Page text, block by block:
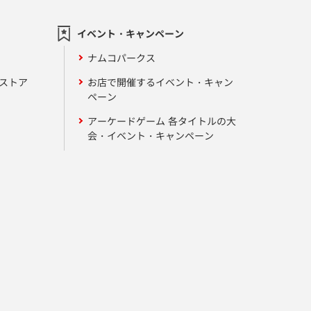
トア
イベント・キャンペーン
ナムコパークス
お店で開催するイベント・キャン
ペーン
アーケードゲーム 各タイトルの大
会・イベント・キャンペーン